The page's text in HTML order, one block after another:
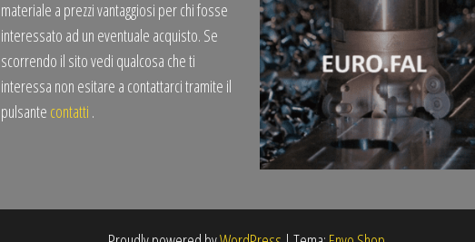
materiale a prezzi vantaggiosi per chi fosse
interessato ad un eventuale acquisto. Se
scorrendo il sito vedi qualcosa che ti
interessa non esitare a contattarci tramite il
pulsante contatti .